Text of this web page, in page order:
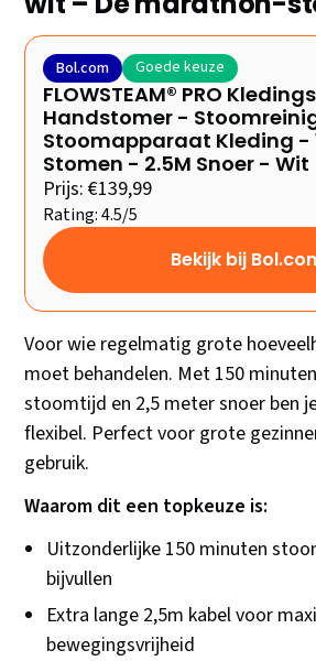
Bol.com Goede keuze
FLOWSTEAM® PRO
Handstomer -
Stoomapparaat Kleding -
Stomen - 2.5M Snoer - Wit
Prijs: €139,99
Rating: 4.5/5
Bekijk bij
Voor wie regelmatig grote
moet behandelen. Met 150
stoomtijd en 2,5 meter snoer ben
flexibel. Perfect voor grote
gebruik.
Waarom dit een topkeuze is:
Uitzonderlijke 150 minuten
bijvullen
Extra lange 2,5m kabel voor
bewegingsvrijheid